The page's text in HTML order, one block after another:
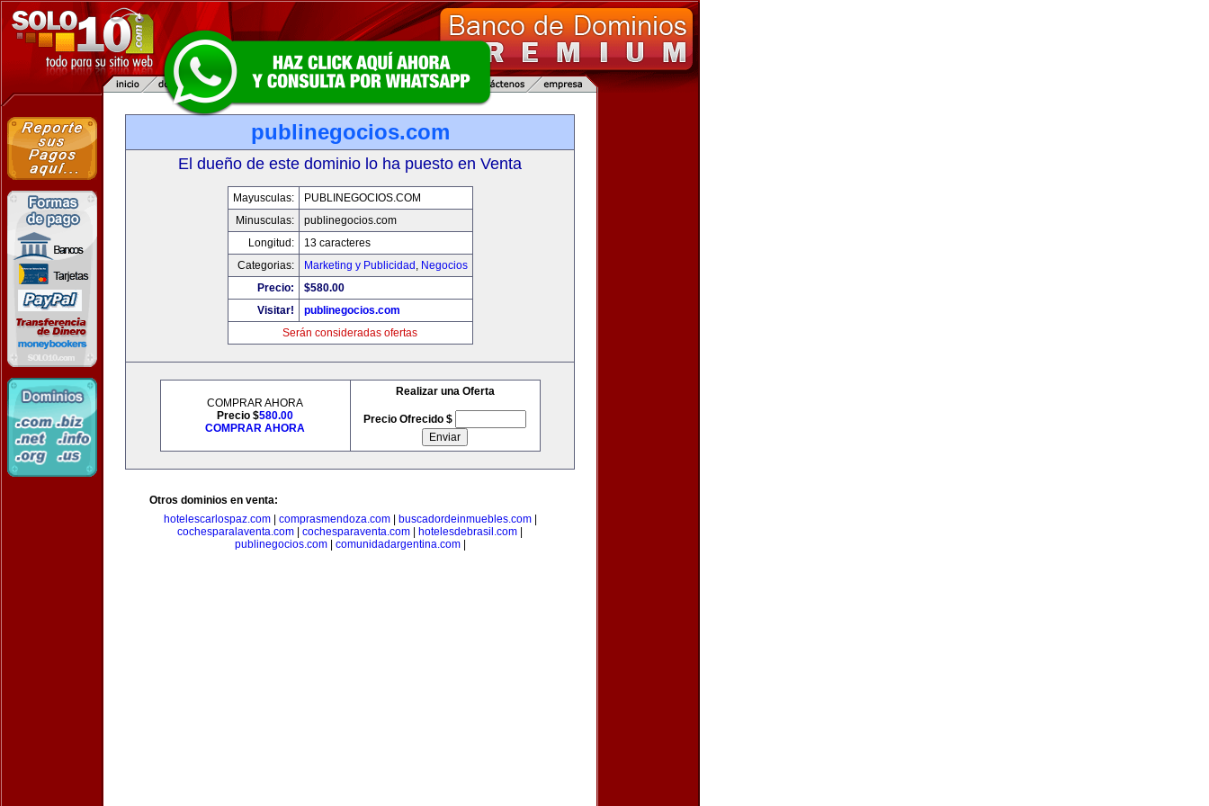
publinegocios.com
El dueño de este dominio lo ha puesto en Venta
Mayusculas:
PUBLINEGOCIOS.COM
Minusculas:
publinegocios.com
Longitud:
13 caracteres
Categorias:
Marketing y Publicidad , Negocios
Precio:
$580.00
Visitar!
publinegocios.com
Serán consideradas ofertas
COMPRAR AHORA
Precio $580.00
COMPRAR AHORA
Realizar una Oferta
Precio Ofrecido $
Otros dominios en venta:
hotelescarlospaz.com| comprasmendoza.com| buscadordeinmuebles.com|
cochesparalaventa.com
cochesparaventa.com hotelesdebrasil.com
publinegocios.com| comunidadargentina.com|